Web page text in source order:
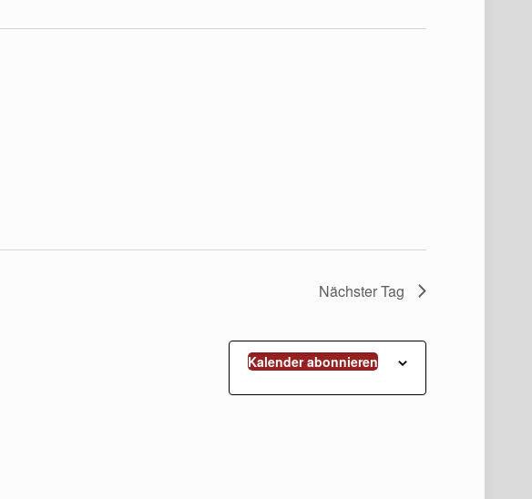
Nächster Tag
Kalender abonnieren